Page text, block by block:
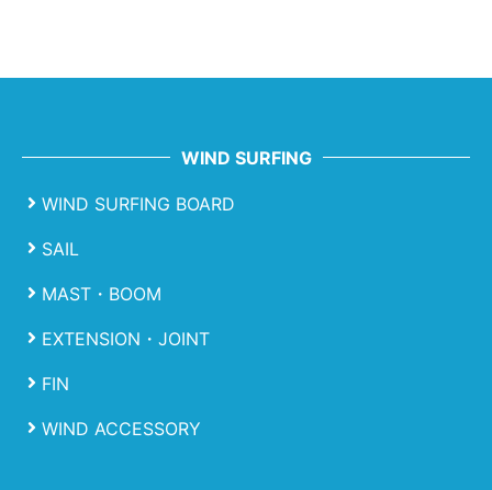
WIND SURFING
WIND SURFING BOARD
SAIL
MAST・BOOM
EXTENSION・JOINT
FIN
WIND ACCESSORY